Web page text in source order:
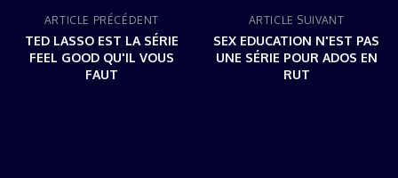
ARTICLE PRÉCÉDENT
TED LASSO EST LA SÉRIE
FEEL GOOD QU'IL VOUS
FAUT
ARTICLE SUIVANT
SEX EDUCATION N'EST PAS
UNE SÉRIE POUR ADOS EN
RUT